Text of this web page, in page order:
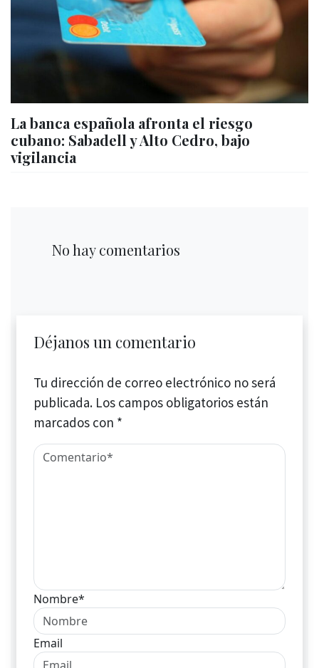
La banca española afronta el riesgo
cubano: Sabadell y Alto Cedro, bajo
vigilancia
No hay comentarios
Déjanos un comentario
Tu dirección de correo electrónico no será
publicada. Los campos obligatorios están
marcados con *
Nombre*
Email